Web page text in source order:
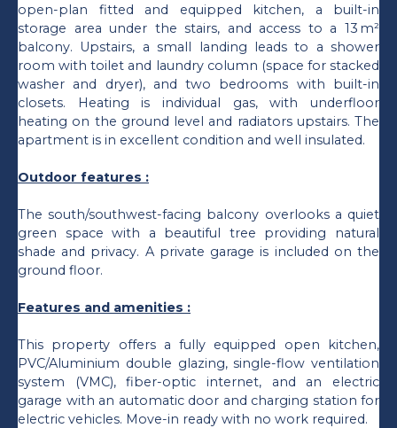
open-plan fitted and equipped kitchen, a built-in
storage area under the stairs, and access to a 13 m²
balcony. Upstairs, a small landing leads to a shower
room with toilet and laundry column (space for stacked
washer and dryer), and two bedrooms with built-in
closets. Heating is individual gas, with underfloor
heating on the ground level and radiators upstairs. The
apartment is in excellent condition and well insulated.
Outdoor features :
The south/southwest-facing balcony overlooks a quiet
green space with a beautiful tree providing natural
shade and privacy. A private garage is included on the
ground floor.
Features and amenities :
This property offers a fully equipped open kitchen,
PVC/Aluminium double glazing, single-flow ventilation
system (VMC), fiber-optic internet, and an electric
garage with an automatic door and charging station for
electric vehicles. Move-in ready with no work required.